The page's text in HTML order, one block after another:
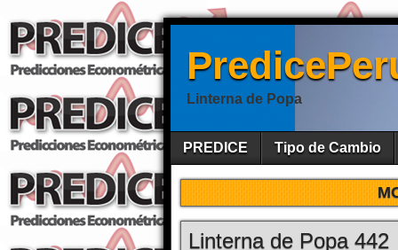
Linterna de Popa
PREDICE Tipo de Cambio
Linterna de Popa 442